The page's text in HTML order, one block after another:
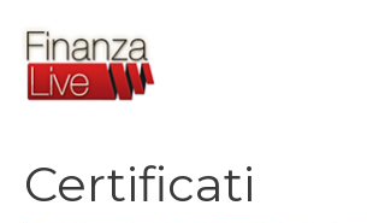
contenuto
Certificati